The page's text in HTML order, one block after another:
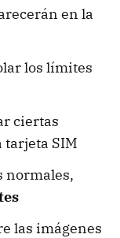
en la
los límites
ciertas
tarjeta SIM
normales,
las imágenes